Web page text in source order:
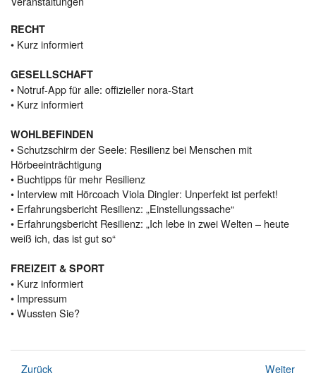
RECHT
• Kurz informiert
GESELLSCHAFT
• Notruf-App für alle: offizieller nora-Start
• Kurz informiert
WOHLBEFINDEN
• Schutzschirm der Seele: Resilienz bei Menschen mit
Hörbeeinträchtigung
• Buchtipps für mehr Resilienz
• Interview mit Hörcoach Viola Dingler: Unperfekt ist perfekt!
• Erfahrungsbericht Resilienz: „Einstellungssache“
• Erfahrungsbericht Resilienz: „Ich lebe in zwei Welten – heute
weiß ich, das ist gut so“
FREIZEIT & SPORT
• Kurz informiert
• Impressum
• Wussten Sie?
Zurück Weiter